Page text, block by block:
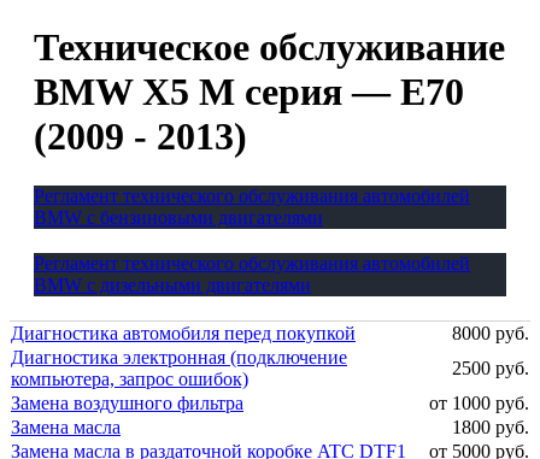
Техническое обслуживание
BMW X5 M серия — E70
(2009 - 2013)
Регламент технического обслуживания автомобилей
BMW с бензиновыми двигателями
Регламент технического обслуживания автомобилей
BMW с дизельными двигателями
Диагностика автомобиля перед покупкой
8000 руб.
Диагностика электронная (подключение
компьютера, запрос ошибок)
2500 руб.
Замена воздушного фильтра
от 1000 руб.
Замена масла
1800 руб.
Замена масла в раздаточной коробке ATC DTF1
от 5000 руб.